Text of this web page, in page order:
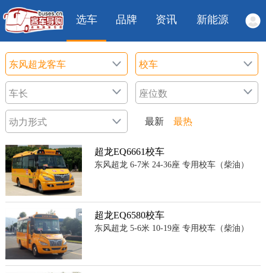
选车 品牌 资讯 新能源
最新 最热
超龙EQ6661校车
东风超龙 6-7米 24-36座 专用校车（柴油）
超龙EQ6580校车
东风超龙 5-6米 10-19座 专用校车（柴油）